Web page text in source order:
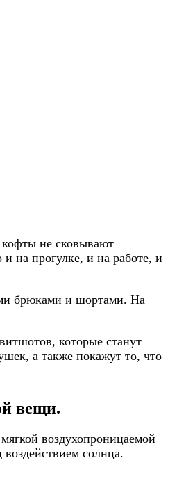
не сковывают
на прогулке, и на работе, и
брюками и шортами. На
которые станут
а также покажут то, что
вещи.
воздухопроницаемой
солнца.